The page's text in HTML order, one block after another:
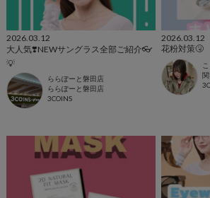
2026.03.12
大人気❣️NEWサングラス全部ご紹介👓
💡
ららぽーと磐田店
ららぽーと磐田店
3COINS
2026.03.12
花粉対策🤧